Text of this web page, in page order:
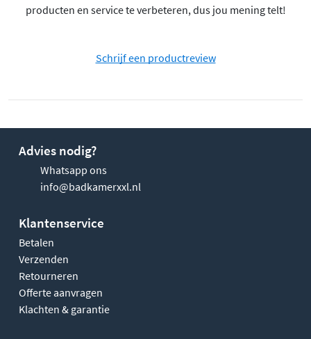
producten en service te verbeteren, dus jou mening telt!
Schrijf een productreview
Advies nodig?
Whatsapp ons
info@badkamerxxl.nl
Klantenservice
Betalen
Verzenden
Retourneren
Offerte aanvragen
Klachten & garantie